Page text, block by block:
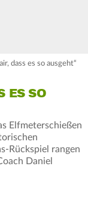
dass es so ausgeht“
ES SO
Elfmeterschießen
Rückspiel rangen
Daniel